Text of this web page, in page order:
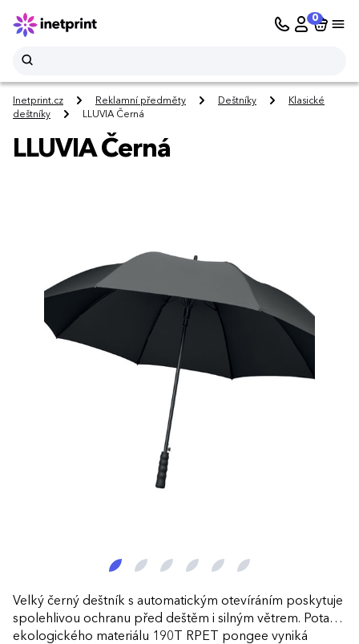
0
Inetprint.cz Reklamní předměty Deštníky
Klasické
deštníky
LLUVIA Černá
LLUVIA Černá
Velký černý deštník s automatickým otevíráním poskytuje
spolehlivou ochranu před deštěm i silným větrem. Potah z
ekologického materiálu 190T RPET pongee vyniká